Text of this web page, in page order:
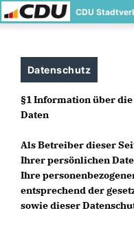
CDU
Datenschutz
§1 Information über
Daten
Als Betreiber dieser
Ihrer persönlichen
Ihre
entsprechend der
sowie dieser